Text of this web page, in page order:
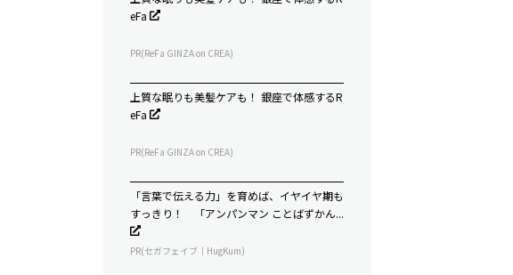
eFa
PR(ReFa GINZA on CREA)
上質な眠りも美髪ケアも！ 銀座で体感するR
eFa
PR(ReFa GINZA on CREA)
「言葉で伝える力」を育めば、イヤイヤ期も
すっきり！ 「アンパンマン ことばずかん...
PR(セガフェイブ｜HugKum)